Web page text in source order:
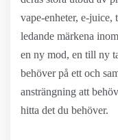
vape-enheter, e-juice,
ledande märkena
en ny mod, en till ny
behöver på ett och
ansträngning att
hitta det du behöver.